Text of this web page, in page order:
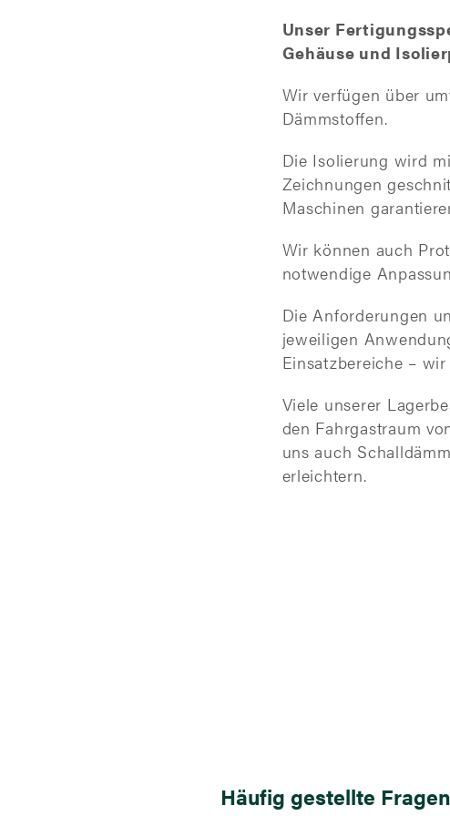
Unser
Gehäuse und
Wir verfügen über
Dämmstoffen.
Die Isolierung wird
Zeichnungen
Maschinen
Wir können auch
notwendige
Die Anforderungen
jeweiligen
Einsatzbereiche –
Viele unserer
den Fahrgastraum
uns auch
erleichtern.
Häufig gestellte Fragen